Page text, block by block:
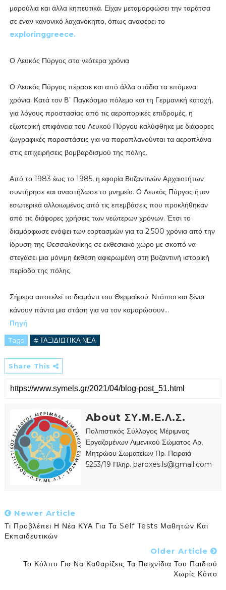
μαρούλια και άλλα κηπευτικά. Είχαν μεταμορφώσει την ταράτσα
σε έναν κανονικό λαχανόκηπο, όπως αναφέρει το
exploringgreece.
Ο Λευκός Πύργος στα νεότερα χρόνια
Ο Λευκός Πύργος πέρασε και από άλλα στάδια τα επόμενα
χρόνια. Κατά τον Β΄ Παγκόσμιο πόλεμο και τη Γερμανική κατοχή,
για λόγους προστασίας από τις αεροπορικές επιδρομές, η
εξωτερική επιφάνεια του Λευκού Πύργου καλύφθηκε με διάφορες
ζωγραφικές παραστάσεις για να παραπλανούνται τα αεροπλάνα
στις επιχειρήσεις βομβαρδισμού της πόλης.
Από το 1983 έως το 1985, η εφορία Βυζαντινών Αρχαιοτήτων
συντήρησε και αναστήλωσε το μνημείο. Ο Λευκός Πύργος ήταν
εσωτερικά αλλοιωμένος από τις επεμβάσεις που προκλήθηκαν
από τις διάφορες χρήσεις των νεώτερων χρόνων. Έτσι το
διαμόρφωσε ενόψει των εορτασμών για τα 2.500 χρόνια από την
ίδρυση της Θεσσαλονίκης σε εκθεσιακό χώρο με σκοπό να
στεγάσει μια μόνιμη έκθεση αφιερωμένη στη βυζαντινή ιστορική
περίοδο της πόλης.
Σήμερα αποτελεί το διαμάντι του Θερμαϊκού. Ντόπιοι και ξένοι
κάνουν πάντα μια στάση για να τον καμαρώσουν…
Πηγή
Tags # ΤΑΞΙΔΙΩΤΙΚΑ ΝΕΑ
Share This
About ΣΥ.Μ.Ε.Λ.Σ.
Πολιτιστικός Σύλλογος Μέριμνας
Εργαζομένων Λιμενικού Σώματος Αρ,
Μητρώου Σωματείων Πρ. Πειραιά
5253/19 Πληρ. paroxes.ls@gmail.com
Newer Article
Τι Προβλέπει Η Νέα ΚΥΑ Για Τα Self Tests Μαθητών Και
Εκπαιδευτικών
Older Article
Το Κόλπο Για Να Καθαρίζεις Τα Παιχνίδια Του Παιδιού
Χωρίς Κόπο